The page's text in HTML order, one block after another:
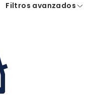
De contado
Negociar precio
Filtros avanzados